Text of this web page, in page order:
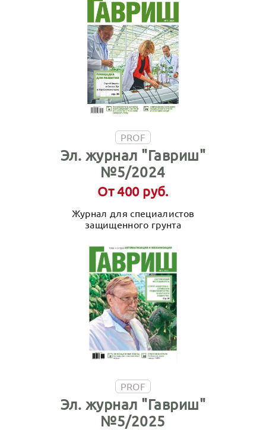
PROF
Эл. журнал "Гавриш"
№5/2024
От 400 руб.
Журнал для специалистов
защищенного грунта
PROF
Эл. журнал "Гавриш"
№5/2025